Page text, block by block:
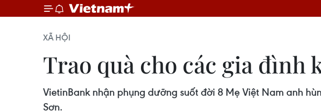
XÃ HỘI
Trao quà cho các gia đình
VietinBank nhận phụng dưỡng suốt đời 8 Mẹ Việt Nam anh
Sơn.